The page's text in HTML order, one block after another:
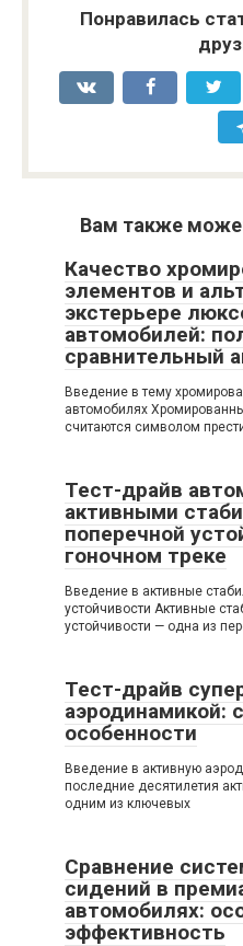
Понравилась
Вам также
Качество
элементов и
экстерьере
автомобилей:
сравнительный
Введение в тему
автомобилях
считаются символом
Тест-драйв
активными
поперечной
гоночном треке
Введение в активные
устойчивости Активные
устойчивости — одна из
Тест-драйв
аэродинамикой:
особенности
Введение в активную
последние десятилетия
одним из ключевых
Сравнение
сидений в
автомобилях:
эффективность